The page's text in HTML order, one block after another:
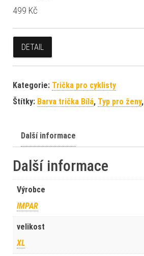
499 Kč
DETAIL
Kategorie: Trička pro cyklisty
Štítky: Barva trička Bílá, Typ pro ženy,
Další informace
Další informace
Výrobce
IMPAR
velikost
XL